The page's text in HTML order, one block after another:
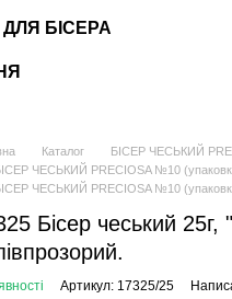
БІСЕРА
Каталог
БІСЕР ЧЕСЬКИЙ
ЧЕСЬКИЙ PRECIOSA №10 (упаковка
ЧЕСЬКИЙ PRECIOSA №10 (упаковка
Бісер чеський
Артикул: 17325/25